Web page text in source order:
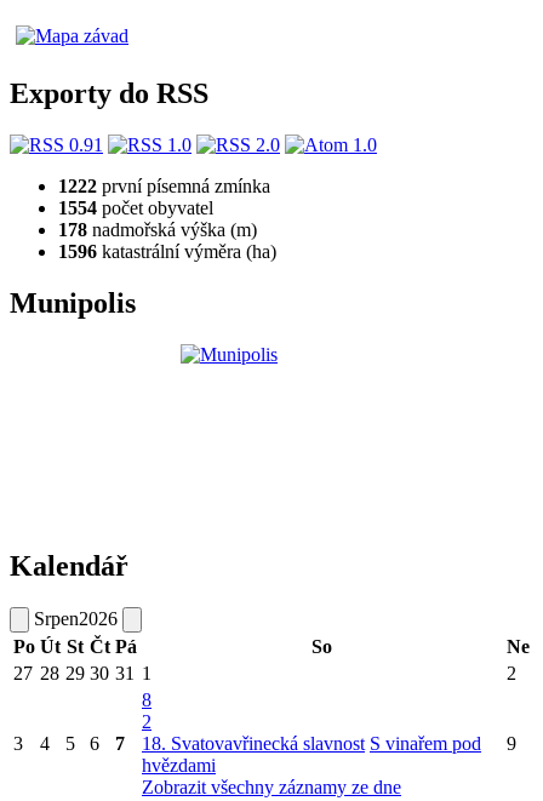
Exporty do RSS
1222 první písemná zmínka
1554 počet obyvatel
178 nadmořská výška (m)
1596 katastrální výměra (ha)
Munipolis
Kalendář
Srpen2026
Po Út St Čt Pá So
Ne
27 28 29 30 31 1 2
3 4 5 6 7
8
2
18. Svatovavřinecká slavnost S vinařem pod
hvězdami
Zobrazit všechny záznamy ze dne
9